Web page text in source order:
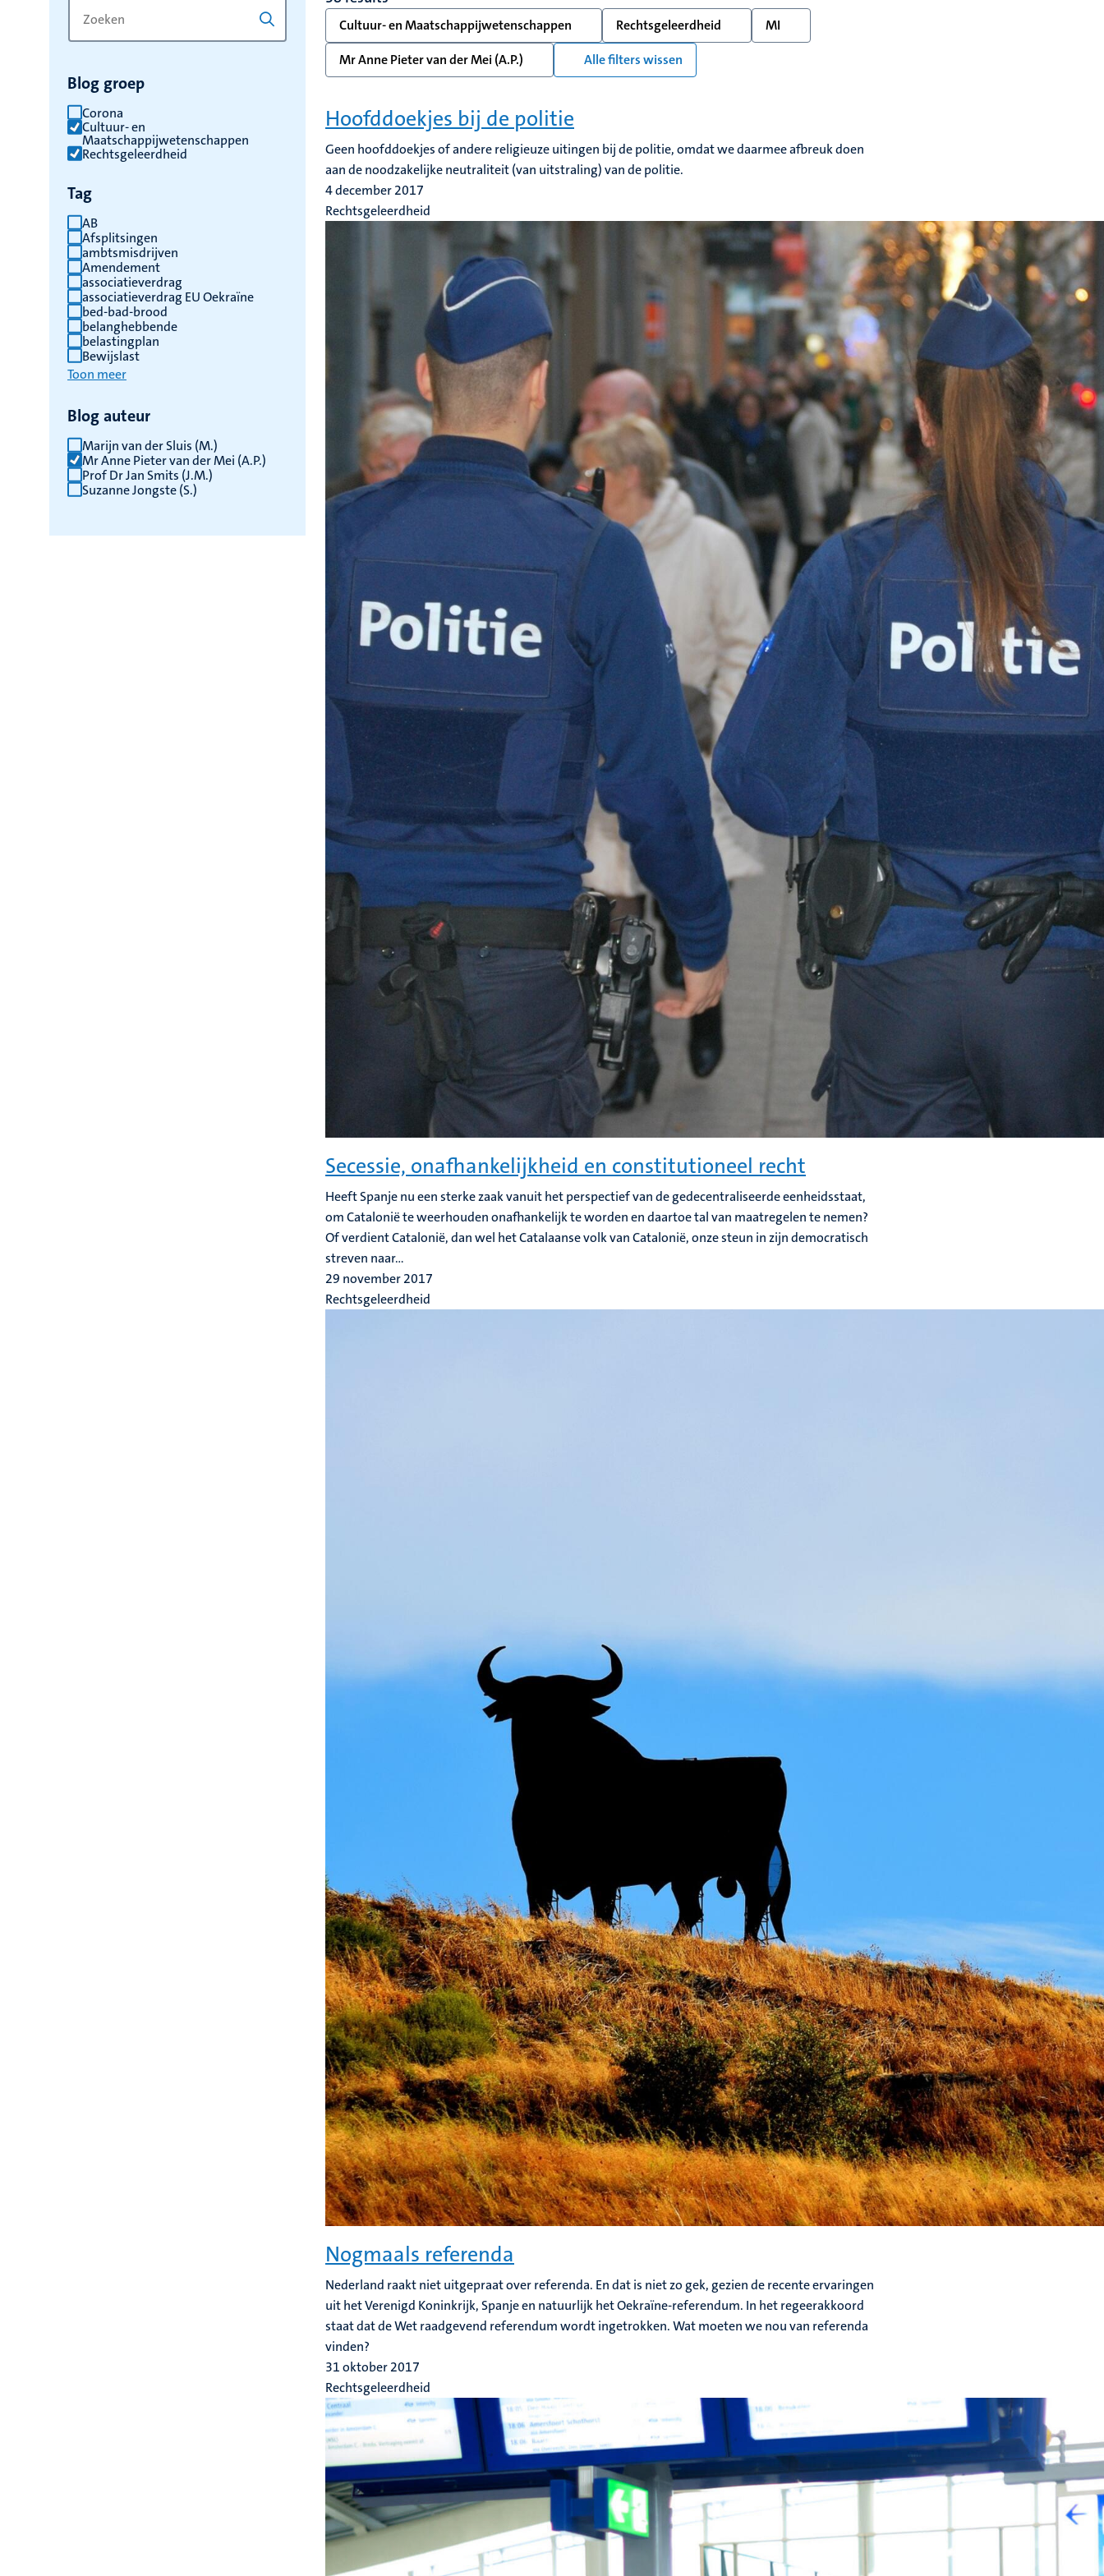
trefwoord
trefwoord
resultaten
vernieuwen
Blog groep
Corona
Cultuur- en
Maatschappijwetenschappen
Rechtsgeleerdheid
Tag
AB
Afsplitsingen
ambtsmisdrijven
Amendement
associatieverdrag
associatieverdrag EU Oekraïne
bed-bad-brood
belanghebbende
belastingplan
Bewijslast
Toon meer
Blog auteur
Marijn van der Sluis (M.)
Mr Anne Pieter van der Mei (A.P.)
Prof Dr Jan Smits (J.M.)
Suzanne Jongste (S.)
Cultuur- en Maatschappijwetenschappen Rechtsgeleerdheid
MI
Mr Anne Pieter van der Mei (A.P.)
Alle filters wissen
Hoofddoekjes bij de politie
Geen hoofddoekjes of andere religieuze uitingen bij de politie, omdat we daarmee afbreuk doen
aan de noodzakelijke neutraliteit (van uitstraling) van de politie.
4 december 2017
Rechtsgeleerdheid
Secessie, onafhankelijkheid en constitutioneel recht
Heeft Spanje nu een sterke zaak vanuit het perspectief van de gedecentraliseerde eenheidsstaat,
om Catalonië te weerhouden onafhankelijk te worden en daartoe tal van maatregelen te nemen?
Of verdient Catalonië, dan wel het Catalaanse volk van Catalonië, onze steun in zijn democratisch
streven naar...
29 november 2017
Rechtsgeleerdheid
Nogmaals referenda
Nederland raakt niet uitgepraat over referenda. En dat is niet zo gek, gezien de recente ervaringen
uit het Verenigd Koninkrijk, Spanje en natuurlijk het Oekraïne-referendum. In het regeerakkoord
staat dat de Wet raadgevend referendum wordt ingetrokken. Wat moeten we nou van referenda
vinden?
31 oktober 2017
Rechtsgeleerdheid